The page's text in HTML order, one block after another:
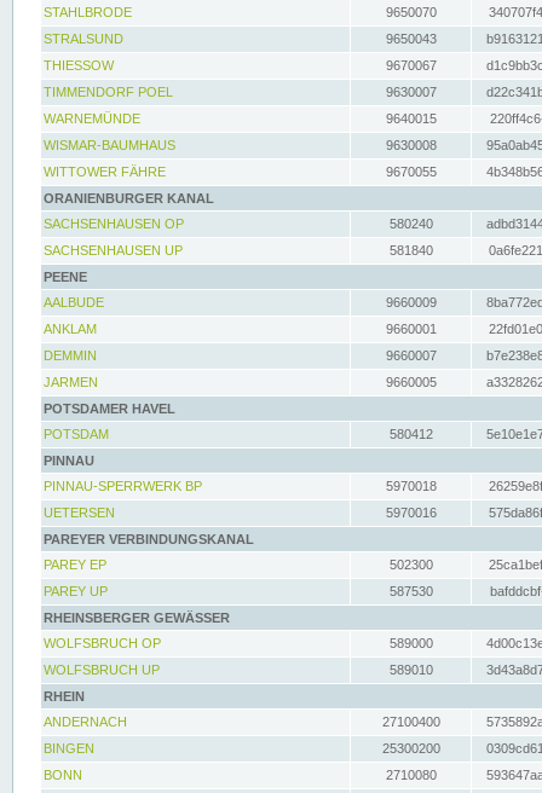
STAHLBRODE
9650070
STRALSUND
9650043
THIESSOW
9670067
TIMMENDORF POEL
9630007
WARNEMÜNDE
9640015
WISMAR-BAUMHAUS
9630008
WITTOWER FÄHRE
9670055
ORANIENBURGER KANAL
SACHSENHAUSEN OP
580240
SACHSENHAUSEN UP
581840
PEENE
AALBUDE
9660009
ANKLAM
9660001
DEMMIN
9660007
JARMEN
9660005
POTSDAMER HAVEL
POTSDAM
580412
PINNAU
PINNAU-SPERRWERK BP
5970018
UETERSEN
5970016
PAREYER VERBINDUNGSKANAL
PAREY EP
502300
PAREY UP
587530
RHEINSBERGER GEWÄSSER
WOLFSBRUCH OP
589000
WOLFSBRUCH UP
589010
RHEIN
ANDERNACH
27100400
BINGEN
25300200
BONN
2710080